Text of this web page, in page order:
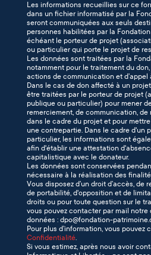
Les informations recueillies sur ce
dans un fichier informatisé par la
seront communiquées aux seuls
personnes habilitées par la
échéant le porteur de projet
ou particulier qui porte le projet de
Les données sont traitées par la
notamment pour le traitement du
actions de communication et d’appel
Dans le cas de don affecté à un
être traitées par le porteur de projet
publique ou particulier) pour mener
remerciement, de communication, de
dans le cadre du projet et pour
une contrepartie. Dans le cadre d'un
particulier, les informations sont
afin d'établir une attestation
capitalistique avec le donateur.
Les données sont conservées
nécessaire à la réalisation des
Vous disposez d’un droit d’accès, de
de portabilité, d'opposition et de
droits ou pour toute question sur le
vous pouvez contacter par mail
données : dpo@fondation-
Pour plus d’information, vous pouvez
Confidentialité.
Si vous estimez, après nous avoir